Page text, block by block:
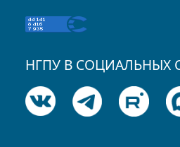
НГПУ В СОЦИАЛЬНЫХ